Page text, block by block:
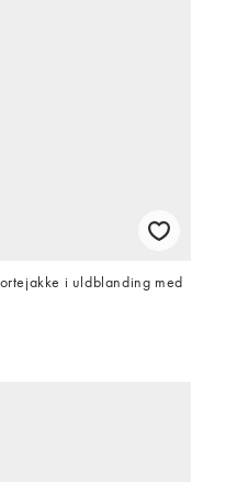
i uldblanding med